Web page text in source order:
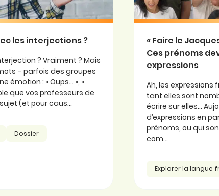
les interjections ?
? Vraiment ? Mais
– parfois des groupes
émotion : « Oups… », «
que vos professeurs de
(et pour caus...
Dossier
« Faire le
Ces prénoms
expressions
Ah, les expressions
tant elles sont
écrire sur elles…
d’expressions en
prénoms, ou qui
com...
Explorer la langue